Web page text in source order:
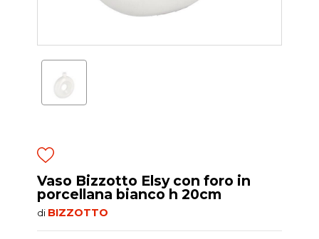
Vaso Bizzotto Elsy con foro in
porcellana bianco h 20cm
di BIZZOTTO